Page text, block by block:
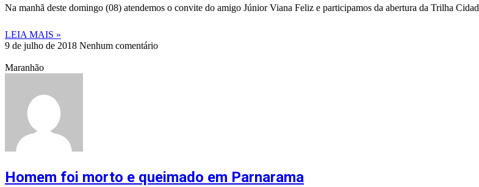
Na manhã deste domingo (08) atendemos o convite do amigo Júnior Viana Feliz e participamos da abertura da Trilha
LEIA MAIS »
9 de julho de 2018 Nenhum comentário
Maranhão
Homem foi morto e queimado em Parnarama